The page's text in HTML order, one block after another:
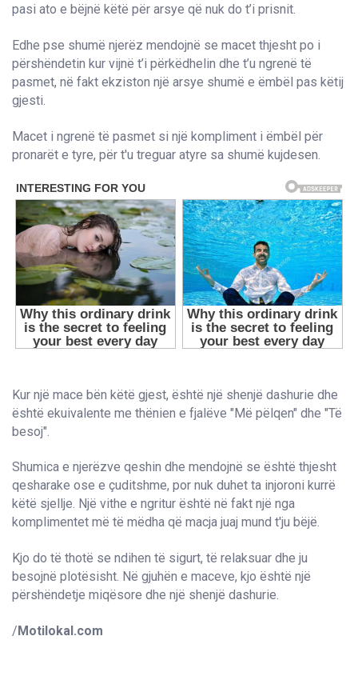
pasi ato e bëjnë këtë për arsye që nuk do t’i prisnit.
Edhe pse shumë njerëz mendojnë se macet thjesht po i
përshëndetin kur vijnë t’i përkëdhelin dhe t’u ngrenë të
pasmet, në fakt ekziston një arsye shumë e ëmbël pas këtij
gjesti.
Macet i ngrenë të pasmet si një kompliment i ëmbël për
pronarët e tyre, për t'u treguar atyre sa shumë kujdesen.
Kur një mace bën këtë gjest, është një shenjë dashurie dhe
është ekuivalente me thënien e fjalëve "Më pëlqen" dhe "Të
besoj".
Shumica e njerëzve qeshin dhe mendojnë se është thjesht
qesharake ose e çuditshme, por nuk duhet ta injoroni kurrë
këtë sjellje. Një vithe e ngritur është në fakt një nga
komplimentet më të mëdha që macja juaj mund t'ju bëjë.
Kjo do të thotë se ndihen të sigurt, të relaksuar dhe ju
besojnë plotësisht. Në gjuhën e maceve, kjo është një
përshëndetje miqësore dhe një shenjë dashurie.
/Motilokal.com